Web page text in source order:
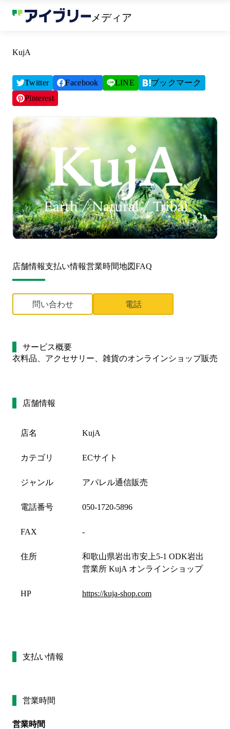
メディア
KujA
Twitter Facebook LINE
ブックマーク
Pinterest
店舗情報支払い情報営業時間地図FAQ
問い合わせ 電話
サービス概要
衣料品、アクセサリー、雑貨のオンラインショップ販売
店舗情報
店名 KujA
カテゴリ ECサイト
ジャンル アパレル通信販売
電話番号 050-1720-5896
FAX -
住所
和歌山県岩出市安上5-1 ODK岩出
営業所 KujA オンラインショップ
HP https://kuja-shop.com
支払い情報
営業時間
営業時間